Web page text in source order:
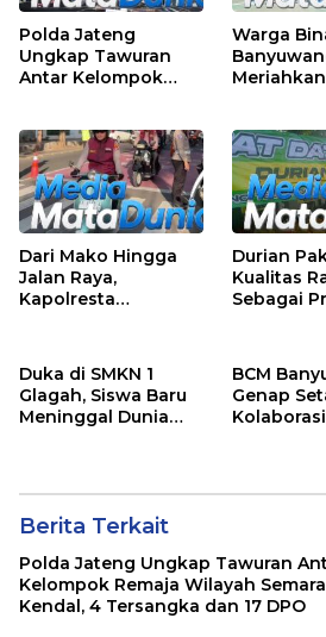
Polda Jateng
Ungkap Tawuran
Antar Kelompok
Tersangka dan 17
DPO
Warga
Dari Mako Hingga
Jalan Raya,
Kapolresta
Kenyamanan dan
Keselamatan
Masyarakat
Durian
Kualitas
Sebagai
Duka di SMKN 1
Glagah, Siswa Baru
Meninggal Dunia
BCM
Genap
Berita Terkait
Polda Jateng Ungkap Tawuran
Kelompok Remaja Wilayah
Kendal, 4 Tersangka dan 17 DPO